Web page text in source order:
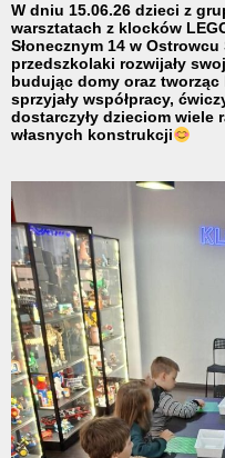
W dniu 15.06.26 dzieci z
warsztatach z klocków
Słonecznym 14 w
przedszkolaki rozwijały
budując domy oraz
sprzyjały współpracy,
dostarczyły dzieciom wiele
własnych konstrukcji